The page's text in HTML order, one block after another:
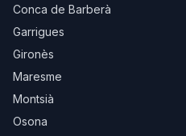
Conca de Barberà
Garrigues
Gironès
Maresme
Montsià
Osona